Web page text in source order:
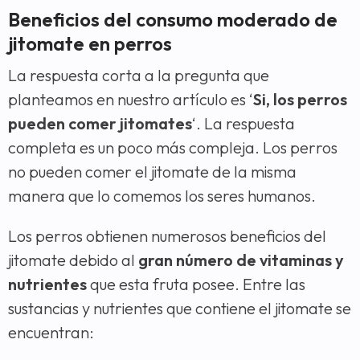
Beneficios del consumo moderado de
jitomate en perros
La respuesta corta a la pregunta que
planteamos en nuestro artículo es ‘Si, los perros
pueden comer jitomates‘. La respuesta
completa es un poco más compleja. Los perros
no pueden comer el jitomate de la misma
manera que lo comemos los seres humanos.
Los perros obtienen numerosos beneficios del
jitomate debido al gran número de vitaminas y
nutrientesque esta fruta posee. Entre las
sustancias y nutrientes que contiene el jitomate se
encuentran: